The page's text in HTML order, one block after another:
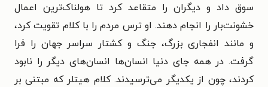
سوق داد و دیگران را متقاعد کرد تا هولناک‌ترین اعمال
خشونت‌بار را انجام دهند. او ترس مردم را با کلام تقویت کرد،
و مانند انفجاری بزرگ، جنگ و کشتار سراسر جهان را فرا
گرفت. در همه جای دنیا انسان‌ها انسان‌های دیگر را نابود
کردند، چون از یکدیگر می‌ترسیدند. کلام هیتلر که مبتنی بر